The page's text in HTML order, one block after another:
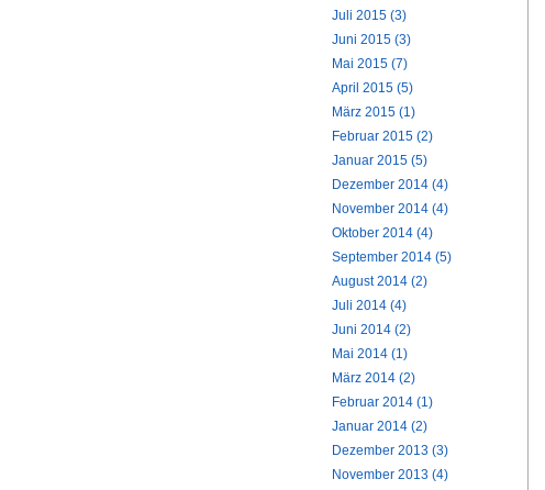
Juli 2015 (3)
Juni 2015 (3)
Mai 2015 (7)
April 2015 (5)
März 2015 (1)
Februar 2015 (2)
Januar 2015 (5)
Dezember 2014 (4)
November 2014 (4)
Oktober 2014 (4)
September 2014 (5)
August 2014 (2)
Juli 2014 (4)
Juni 2014 (2)
Mai 2014 (1)
März 2014 (2)
Februar 2014 (1)
Januar 2014 (2)
Dezember 2013 (3)
November 2013 (4)